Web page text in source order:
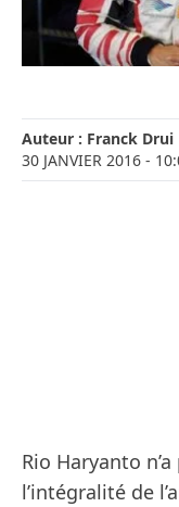
Auteur : Franck Drui
30 JANVIER 2016 -
Rio Haryanto
l’intégralité de